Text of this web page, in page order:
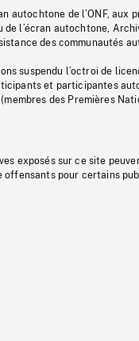
autochtone de l’ONF, aux
de l’écran autochtone,
des communautés
suspendu l’octroi de
et participantes
des Premières
exposés sur ce site
pour certains